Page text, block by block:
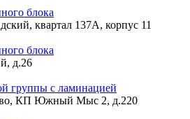
блока
квартал 137А, корпус 11
блока
д.26
группы с ламинацией
КП Южный Мыс 2, д.220